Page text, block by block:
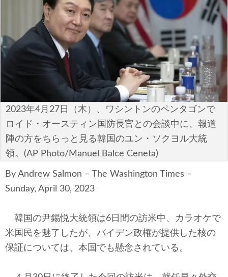
国際
安全保障
ビジネス・経済
カルチャー
ポリシー
税制・予算
エネルギー・環境
サイバーセキュリティ―
航空宇宙・防衛
国境・移民政策
2023年4月27日（木）、ワシントンのペンタゴンで
ロイド・オースティン国防長官との会談中に、報道
陣の方をちらっと見る韓国のユン・ソクヨル大統
領。(AP Photo/Manuel Balce Ceneta)
By Andrew Salmon – The Washington Times –
Sunday, April 30, 2023
韓国の尹錫悦大統領は6日間の訪米中、カラオケで
米国民を魅了したが、バイデン政権が提供した核の
保証については、本国でも懸念されている。